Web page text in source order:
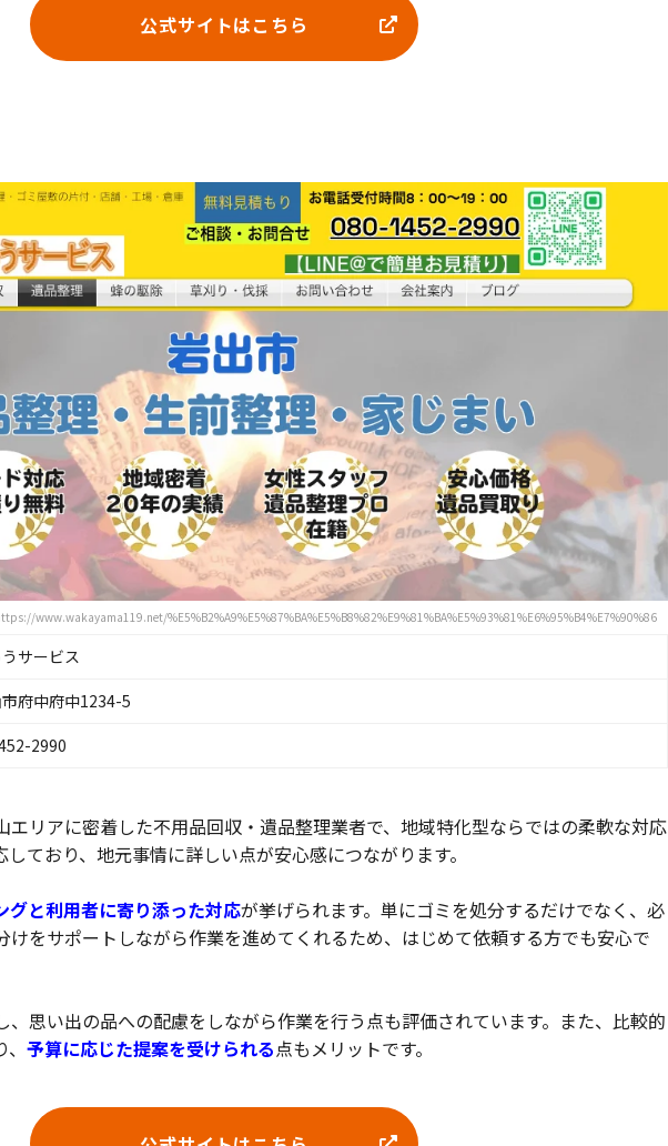
公式サイトはこちら
www.wakayama119.net/%E5%B2%A9%E5%87%BA%E5%B8%82%E9%81%BA%E5%93%81%E6%95%B4%E7%90%86
サービス
府中府中1234-5
2990
エリアに密着した不用品回収・遺品整理業者で、地域特化型ならではの柔軟な対応
ており、地元事情に詳しい点が安心感につながります。
グと利用者に寄り添った対応が挙げられます。単にゴミを処分するだけでなく、必
けをサポートしながら作業を進めてくれるため、はじめて依頼する方でも安心で
、思い出の品への配慮をしながら作業を行う点も評価されています。また、比較的
予算に応じた提案を受けられる点もメリットです。